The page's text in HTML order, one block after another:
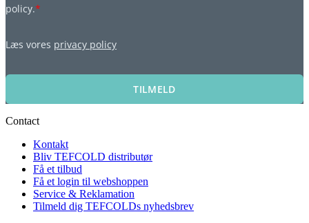
policy.*
Læs vores privacy policy
TILMELD
Contact
Kontakt
Bliv TEFCOLD distributør
Få et tilbud
Få et login til webshoppen
Service & Reklamation
Tilmeld dig TEFCOLDs nyhedsbrev